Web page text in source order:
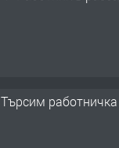
Търсим работничка